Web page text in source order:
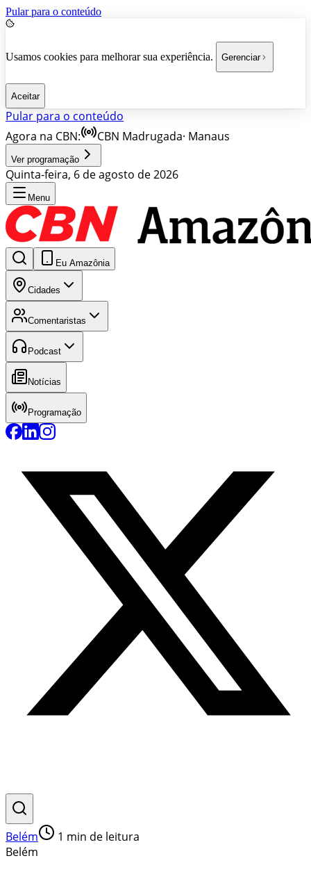
Pular para o conteúdo
Usamos cookies para melhorar sua experiência. Gerenciar
Aceitar
Pular para o conteúdo
Agora na CBN:
CBN Madrugada· Manaus
Ver programação
Quinta-feira, 6 de agosto de 2026
Menu
Eu Amazônia
Cidades
Comentaristas
Podcast
Notícias
Programação
Belém 1 min de leitura
Belém